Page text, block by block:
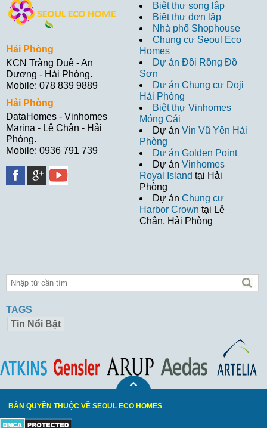
Hải Phòng
KCN Tràng Duệ - An
Dương - Hải Phòng.
Mobile: 078 839 9889
Hải Phòng
DataHomes - Vinhomes
Marina - Lê Chân - Hải
Phòng.
Mobile: 0936 791 739
Biệt thự song lập
Biệt thự đơn lập
Nhà phố Shophouse
Chung cư Seoul Eco
Homes
Dự án Đồi Rồng Đồ
Sơn
Dự án Chung cư Doji
Hải Phòng
Biệt thự Vinhomes
Móng Cái
Dự án Vin Vũ Yên Hải
Phòng
Dự án Golden Point
Dự án Vinhomes
Royal Island tại Hải
Phòng
Dự án Chung cư
Harbor Crown tại Lê
Chân, Hải Phòng
TAGS
Tin Nổi Bật
BẢN QUYỀN THUỘC VỀ SEOUL ECO HOMES